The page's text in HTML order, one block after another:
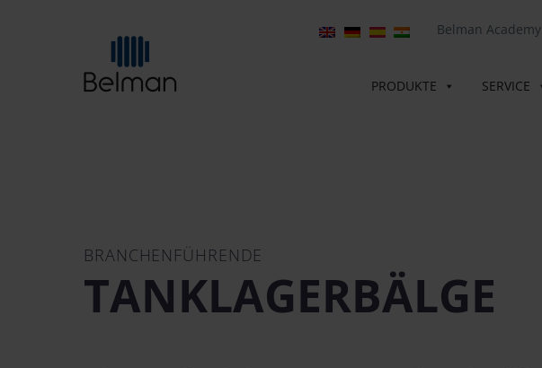
Belman Academy
PRODUKTE SERVICE
BRANCHENFÜHRENDE
TANKLAGERBÄLGE